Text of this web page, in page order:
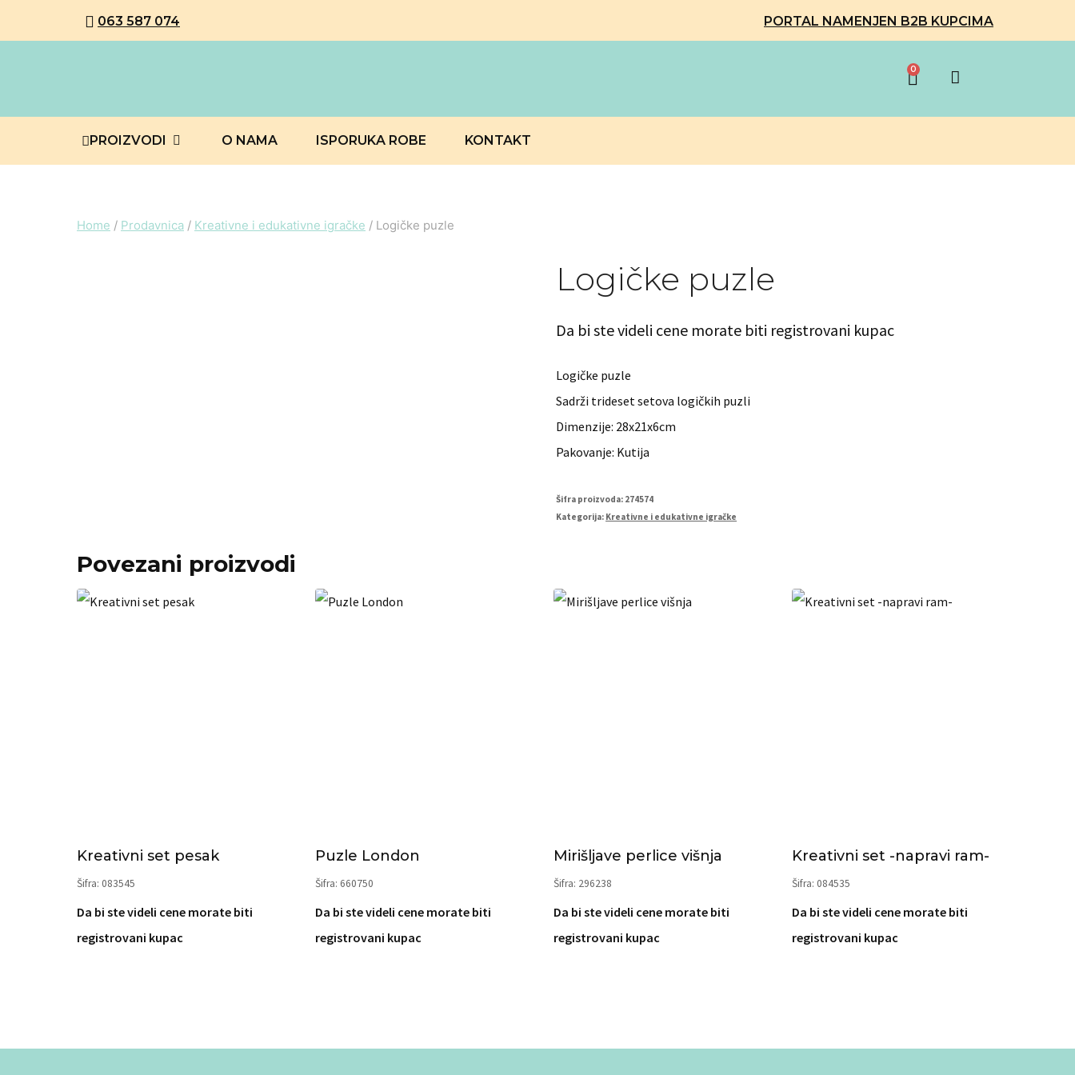
063 587 074 PORTAL NAMENJEN B2B KUPCIMA
0
PROIZVODI O NAMA ISPORUKA ROBE KONTAKT
Home / Prodavnica / Kreativne i edukativne igračke / Logičke puzle
Logičke puzle
Da bi ste videli cene morate biti registrovani kupac
Logičke puzle
Sadrži trideset setova logičkih puzli
Dimenzije: 28x21x6cm
Pakovanje: Kutija
Šifra proizvoda: 274574
Kategorija: Kreativne i edukativne igračke
Povezani proizvodi
Kreativni set pesak
Šifra: 083545
Da bi ste videli cene morate biti
registrovani kupac
Puzle London
Šifra: 660750
Da bi ste videli cene morate biti
registrovani kupac
Mirišljave perlice višnja
Šifra: 296238
Da bi ste videli cene morate biti
registrovani kupac
Kreativni set -napravi ram-
Šifra: 084535
Da bi ste videli cene morate biti
registrovani kupac